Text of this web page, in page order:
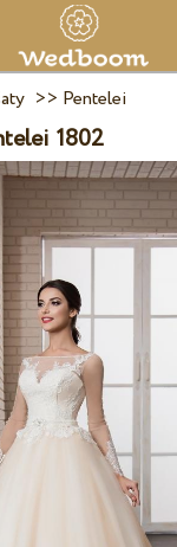
>> Pentelei
1802